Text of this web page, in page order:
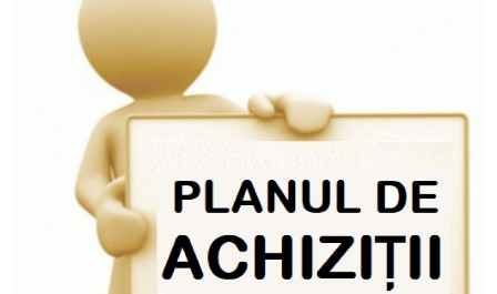
Activitatea
ACHIZIŢII PUBLICE
Transparenţa
Căutați pe Internet